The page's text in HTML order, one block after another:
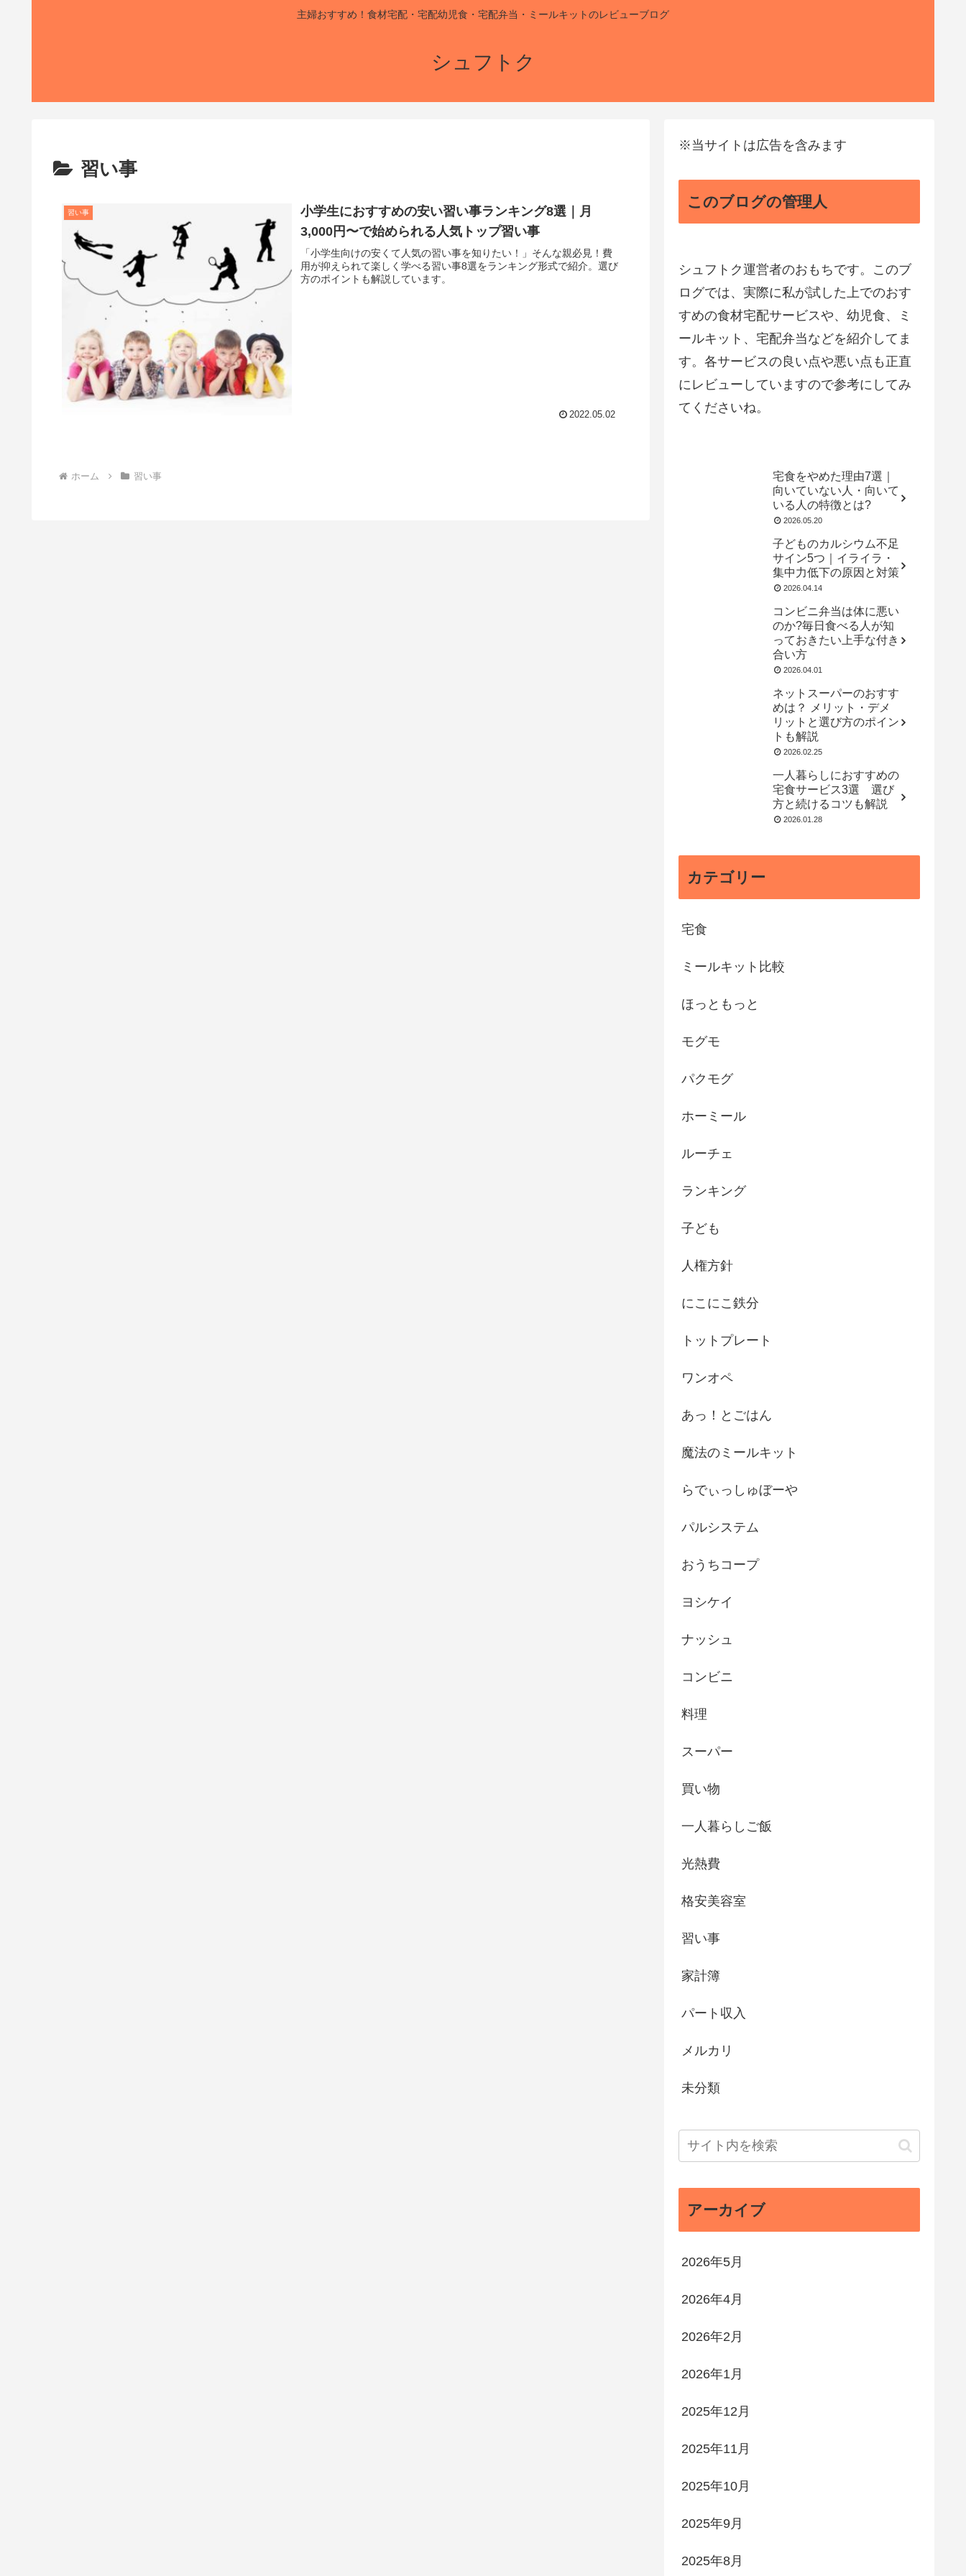
主婦おすすめ！食材宅配・宅配幼児食・宅配弁当・ミールキットのレビューブログ
シュフトク
習い事
習い事
小学生におすすめの安い習い事ランキング8選｜月
3,000円〜で始められる人気トップ習い事
「小学生向けの安くて人気の習い事を知りたい！」そんな親必見！費
用が抑えられて楽しく学べる習い事8選をランキング形式で紹介。選び
方のポイントも解説しています。
2022.05.02
ホーム 習い事
※当サイトは広告を含みます
このブログの管理人
シュフトク運営者のおもちです。このブ
ログでは、実際に私が試した上でのおす
すめの食材宅配サービスや、幼児食、ミ
ールキット、宅配弁当などを紹介してま
す。各サービスの良い点や悪い点も正直
にレビューしていますので参考にしてみ
てくださいね。
宅食をやめた理由7選｜
向いていない人・向いて
いる人の特徴とは?
2026.05.20
子どものカルシウム不足
サイン5つ｜イライラ・
集中力低下の原因と対策
2026.04.14
コンビニ弁当は体に悪い
のか?毎日食べる人が知
っておきたい上手な付き
合い方
2026.04.01
ネットスーパーのおすす
めは？ メリット・デメ
リットと選び方のポイン
トも解説
2026.02.25
一人暮らしにおすすめの
宅食サービス3選 選び
方と続けるコツも解説
2026.01.28
カテゴリー
宅食
ミールキット比較
ほっともっと
モグモ
パクモグ
ホーミール
ルーチェ
ランキング
子ども
人権方針
にこにこ鉄分
トットプレート
ワンオペ
あっ！とごはん
魔法のミールキット
らでぃっしゅぼーや
パルシステム
おうちコープ
ヨシケイ
ナッシュ
コンビニ
料理
スーパー
買い物
一人暮らしご飯
光熱費
格安美容室
習い事
家計簿
パート収入
メルカリ
未分類
アーカイブ
2026年5月
2026年4月
2026年2月
2026年1月
2025年12月
2025年11月
2025年10月
2025年9月
2025年8月